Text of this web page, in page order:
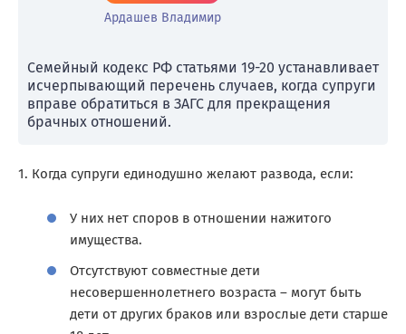
Ардашев Владимир
Семейный кодекс РФ статьями 19-20 устанавливает
исчерпывающий перечень случаев, когда супруги
вправе обратиться в ЗАГС для прекращения
брачных отношений.
1. Когда супруги единодушно желают развода, если:
У них нет споров в отношении нажитого
имущества.
Отсутствуют совместные дети
несовершеннолетнего возраста – могут быть
дети от других браков или взрослые дети старше